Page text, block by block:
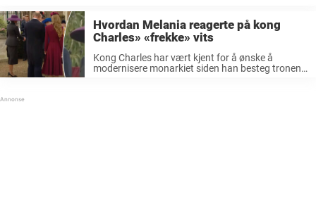
Hvordan Melania reagerte på kong
Charles» «frekke» vits
Kong Charles har vært kjent for å ønske å
modernisere monarkiet siden han besteg tronen.